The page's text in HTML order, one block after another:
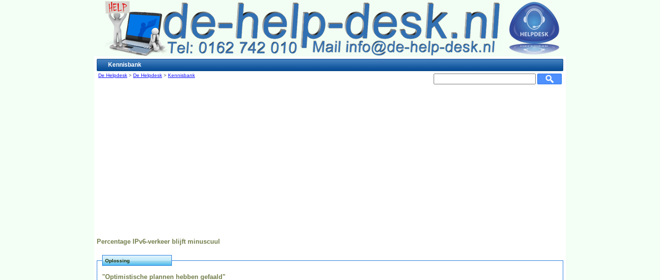
Kennisbank
De Helpdesk > De Helpdesk > Kennisbank
Percentage IPv6-verkeer blijft minuscuul
Oplossing
"Optimistische plannen hebben gefaald"